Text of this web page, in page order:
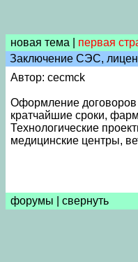
новая тема первая
Заключение СЭС,
Автор: cecmck
Оформление договоров
кратчайшие сроки,
Технологические
медицинские центры,
форумы свернуть